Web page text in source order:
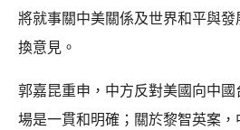
將就事關中美關係及世界和平與
換意見。
郭嘉昆重申，中方反對美國向中
場是一貫和明確；關於黎智英案